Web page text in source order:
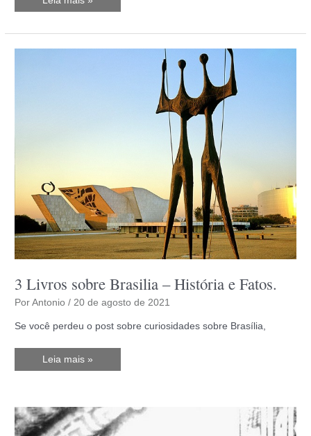
3 Livros sobre Brasilia – História e Fatos.
PorAntonio/20 de agosto de 2021
Se você perdeu o post sobre curiosidades sobre Brasília,
3
e
Fatos.
Leia mais »